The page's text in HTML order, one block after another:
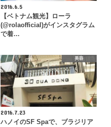
2016.6.5
【ベトナム観光】ローラ
(@rolaofficial)がインスタグラム
で着…
美容
2016.7.23
ハノイのSF Spaで、ブラジリア